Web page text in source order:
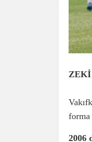
ZEKİ
2006